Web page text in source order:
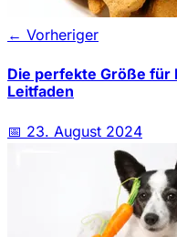
← Vorheriger
Die perfekte Größe für
Leitfaden
📅 23. August 2024